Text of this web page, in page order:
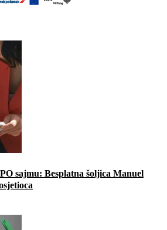
sajmu: Besplatna šoljica Manuel